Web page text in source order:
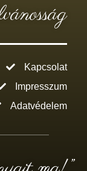
Kapcsolat
Impresszum
Adatvédelem